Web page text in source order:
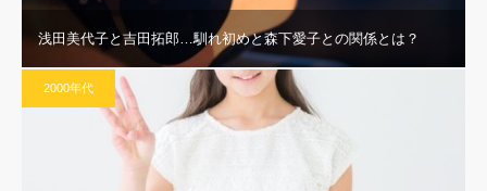
浅田美代子と吉田拓郎…馴れ初めと森下愛子との関係とは？
2000年代